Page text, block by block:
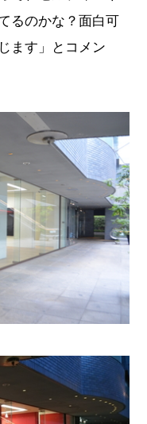
るのかな？面白可
ます」とコメン